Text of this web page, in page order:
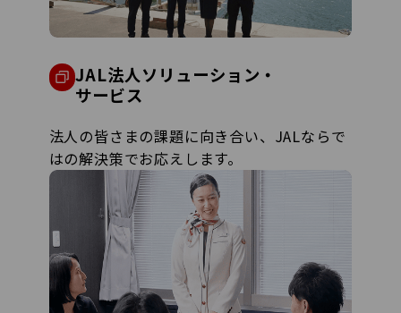
JAL法人ソリューション・
サービス
法人の皆さまの課題に向き合い、JALならで
はの解決策でお応えします。